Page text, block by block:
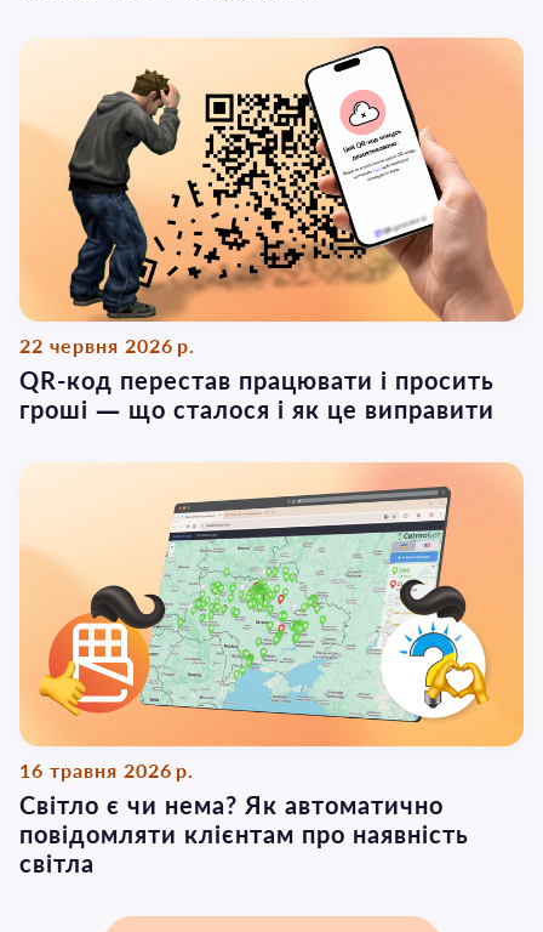
22 червня 2026 р.
QR-код перестав працювати і просить
гроші — що сталося і як це виправити
16 травня 2026 р.
Світло є чи нема? Як автоматично
повідомляти клієнтам про наявність
світла